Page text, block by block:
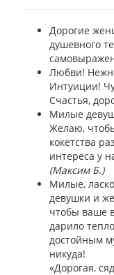
Дорогие
душевного
Любви!
Интуиции!
Счастья,
Милые
Желаю,
кокетства
интереса у
(Максим Б.)
Милые,
девушки и
чтобы ваше
дарило
достойным
никуда!
«Дорогая,